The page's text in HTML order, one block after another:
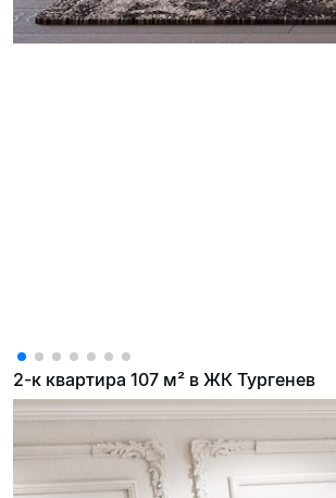
2-к квартира 107 м² в ЖК Тургенев